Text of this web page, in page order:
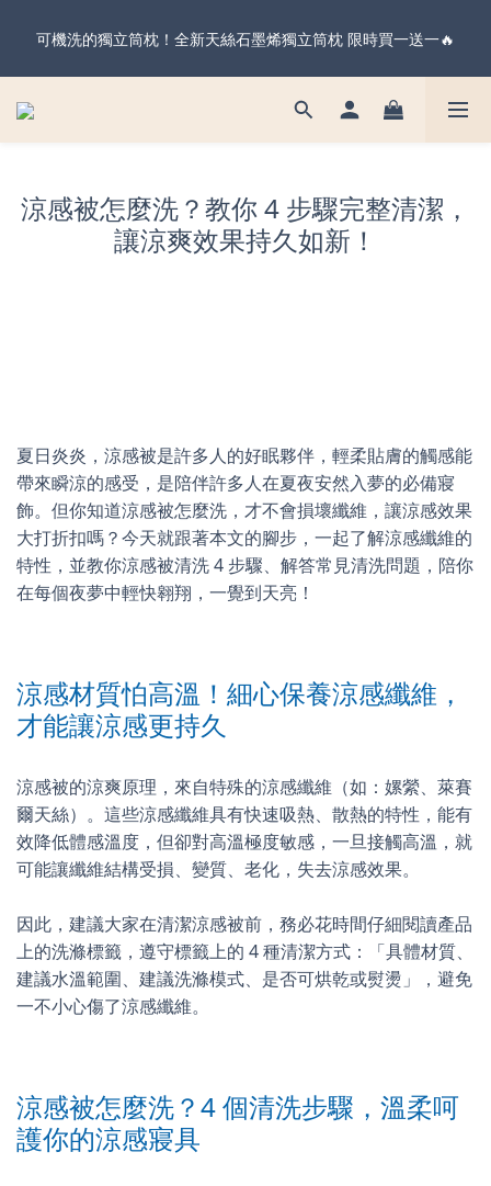
下單 父親節前到貨 ✨
可機洗的獨立筒枕！全新天絲石墨烯獨立筒枕 限時買一送一🔥
暖心父親節・天絲全系列＆純棉雙層紗 不限金額 享 88 折！現在
涼感被怎麼洗？教你 4 步驟完整清潔，
讓涼爽效果持久如新！
夏日炎炎，涼感被是許多人的好眠夥伴，輕柔貼膚的觸感能
帶來瞬涼的感受，是陪伴許多人在夏夜安然入夢的必備寢
飾。但你知道涼感被怎麼洗，才不會損壞纖維，讓涼感效果
大打折扣嗎？今天就跟著本文的腳步，一起了解涼感纖維的
特性，並教你涼感被清洗 4 步驟、解答常見清洗問題，陪你
在每個夜夢中輕快翱翔，一覺到天亮！
涼感材質怕高溫！細心保養涼感纖維，
才能讓涼感更持久
涼感被的涼爽原理，來自特殊的涼感纖維（如：嫘縈、萊賽
爾天絲）。這些涼感纖維具有快速吸熱、散熱的特性，能有
效降低體感溫度，但卻對高溫極度敏感，一旦接觸高溫，就
可能讓纖維結構受損、變質、老化，失去涼感效果。
因此，建議大家在清潔涼感被前，務必花時間仔細閱讀產品
上的洗滌標籤，遵守標籤上的 4 種清潔方式：「具體材質、
建議水溫範圍、建議洗滌模式、是否可烘乾或熨燙」，避免
一不小心傷了涼感纖維。
涼感被怎麼洗？4 個清洗步驟，溫柔呵
護你的涼感寢具